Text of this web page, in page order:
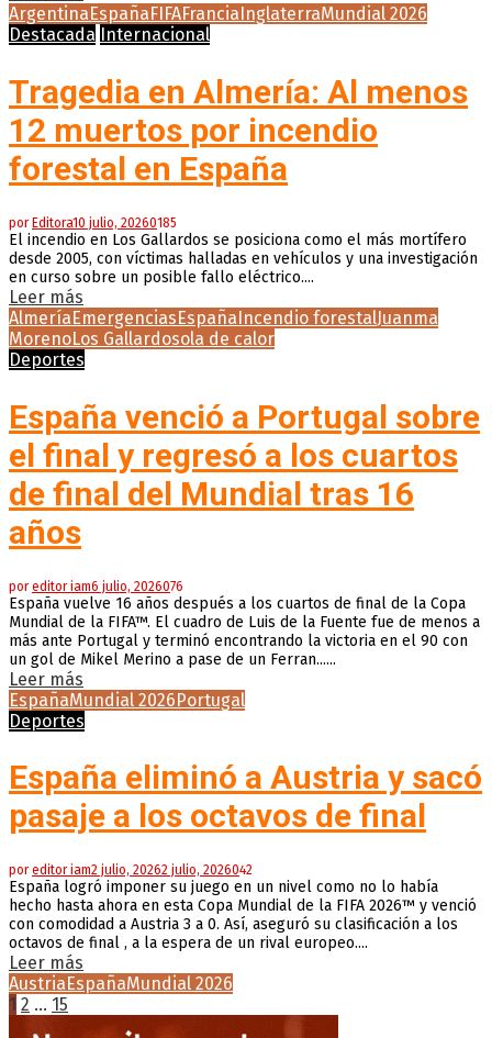
ArgentinaEspañaFIFAFranciaInglaterraMundial 2026
Destacada Internacional
Tragedia en Almería: Al menos
12 muertos por incendio
forestal en España
porEditora10 julio, 20260185
El incendio en Los Gallardos se posiciona como el más mortífero
desde 2005, con víctimas halladas en vehículos y una investigación
en curso sobre un posible fallo eléctrico....
Leer más
AlmeríaEmergenciasEspañaIncendio forestalJuanma
MorenoLos Gallardosola de calor
Deportes
España venció a Portugal sobre
el final y regresó a los cuartos
de final del Mundial tras 16
años
poreditor iam6 julio, 2026076
España vuelve 16 años después a los cuartos de final de la Copa
Mundial de la FIFA™. El cuadro de Luis de la Fuente fue de menos a
más ante Portugal y terminó encontrando la victoria en el 90 con
un gol de Mikel Merino a pase de un Ferran......
Leer más
EspañaMundial 2026Portugal
Deportes
España eliminó a Austria y sacó
pasaje a los octavos de final
poreditor iam2 julio, 20262 julio, 2026042
España logró imponer su juego en un nivel como no lo había
hecho hasta ahora en esta Copa Mundial de la FIFA 2026™ y venció
con comodidad a Austria 3 a 0. Así, aseguró su clasificación a los
octavos de final , a la espera de un rival europeo....
Leer más
Austria EspañaMundial 2026
Paginación
1 2 … 15